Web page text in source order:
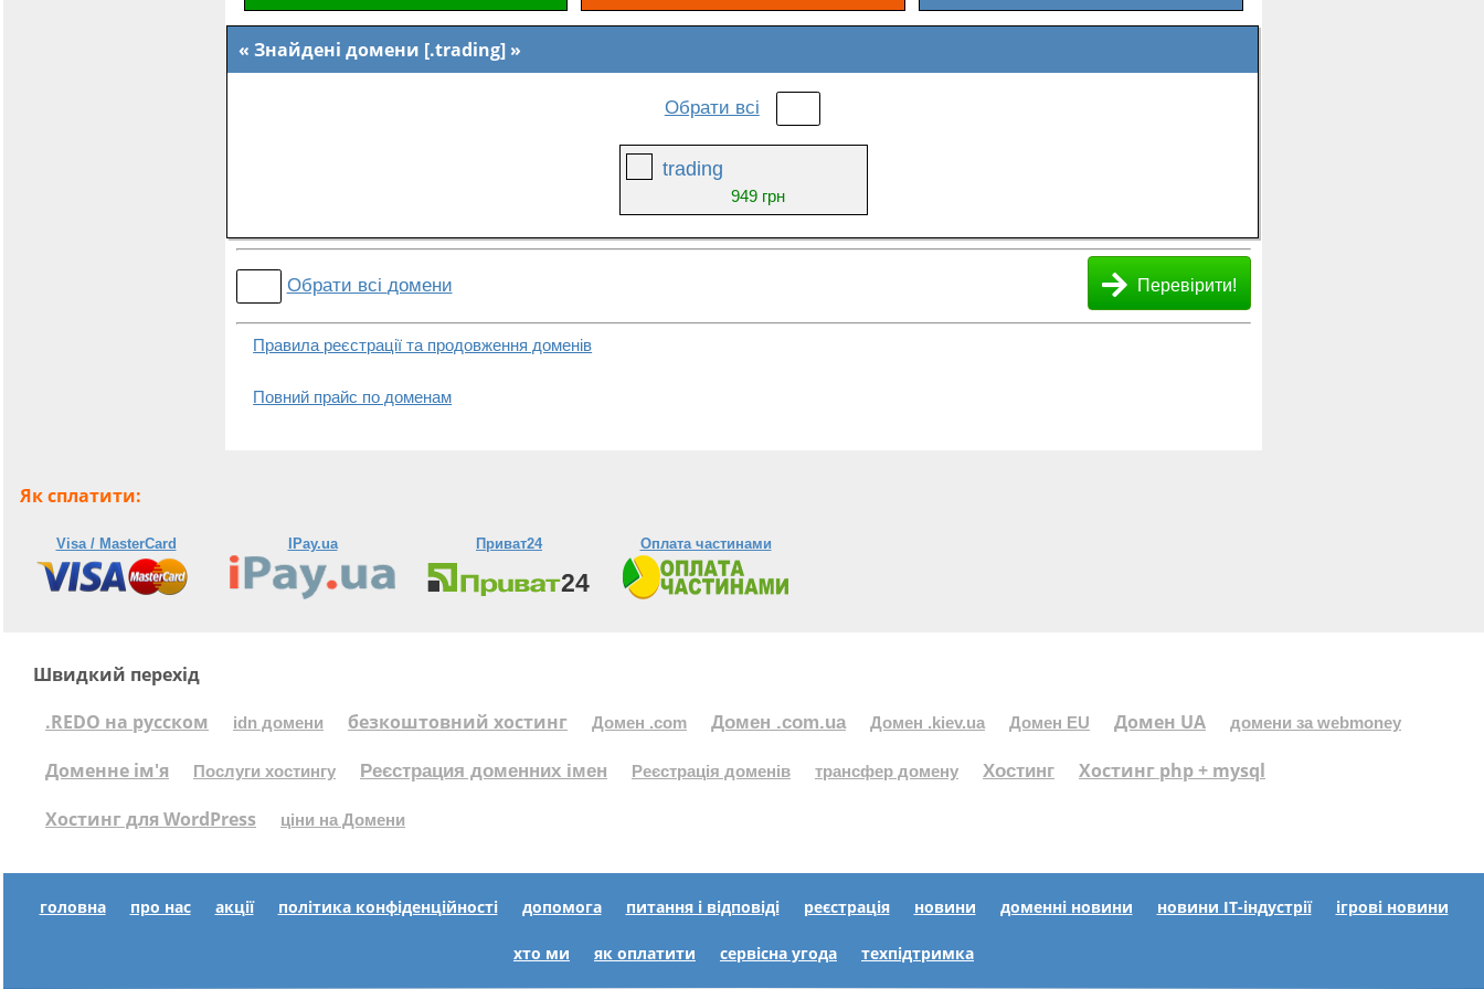
Знайдені домени [.trading]
Обрати всі
trading
949 грн
Обрати всі домени Перевірити!
Правила реєстрації та продовження доменів
Повний прайс по доменам
Як сплатити:
Visa / MasterCard IPay.ua Приват24 Оплата частинами
Швидкий перехід
.REDO на русском
idn домени безкоштовний хостинг Домен .com Домен .com.ua Домен .kiev.ua Домен EU Домен UA домени за webmoney
Доменне ім'я Послуги хостингу Реєстрация доменних імен Реєстрація доменів трансфер домену Хостинг
Хостинг php + mysql
Хостинг для WordPress
ціни на Домени
головна про нас акції політика конфіденційності допомога питання і відповіді реєстрація новини доменні новини новини IT-індустрії ігрові новини
хто ми як оплатити сервісна угода техпідтримка